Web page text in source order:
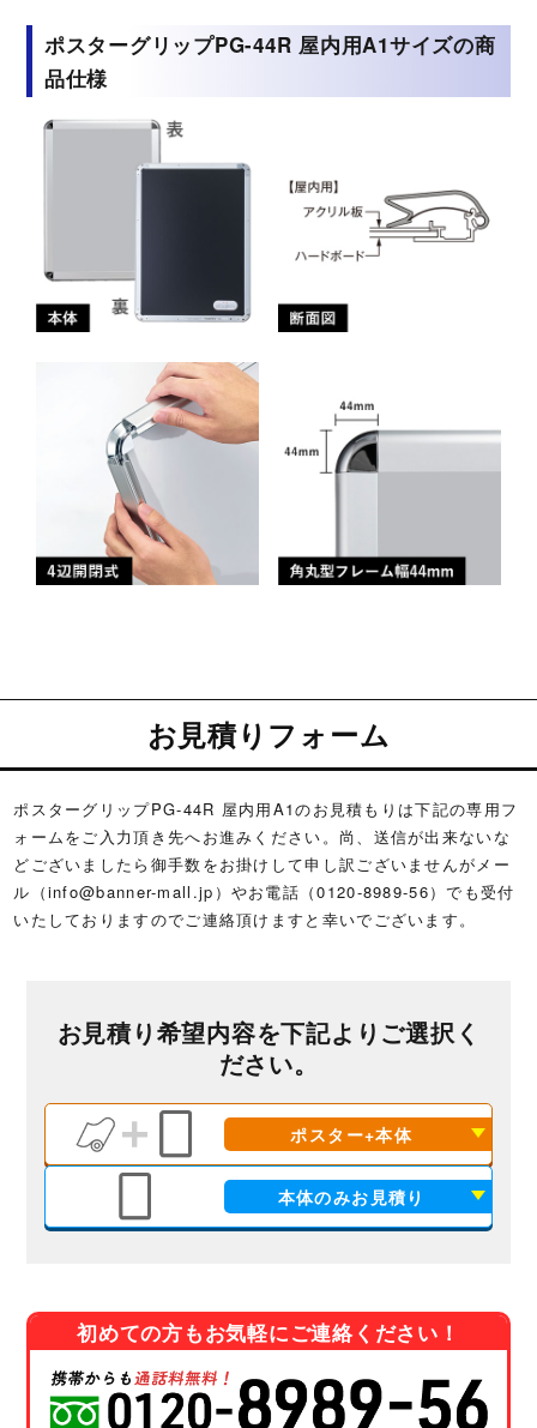
ポスターグリップPG-44R 屋内用A1サイズの商
品仕様
お見積りフォーム
ポスターグリップPG-44R 屋内用A1のお見積もりは下記の専用フ
ォームをご入力頂き先へお進みください。尚、送信が出来ないな
どございましたら御手数をお掛けして申し訳ございませんがメー
ル（info@banner-mall.jp ）やお電話（0120-8989-56）でも受付
いたしておりますのでご連絡頂けますと幸いでございます。
お見積り希望内容を下記よりご選択く
ださい。
ポスター+本体
本体のみお見積り
初めての方もお気軽にご連絡ください！